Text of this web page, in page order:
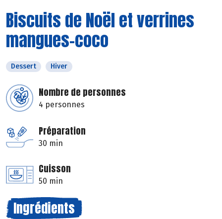
Biscuits de Noël et verrines
mangues-coco
Dessert Hiver
Nombre de personnes
4 personnes
Préparation
30 min
Cuisson
50 min
Ingrédients